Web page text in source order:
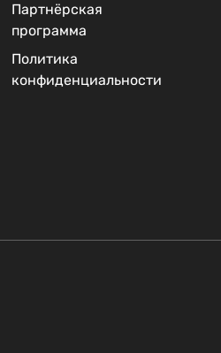
Партнёрская
программа
Политика
конфиденциальности